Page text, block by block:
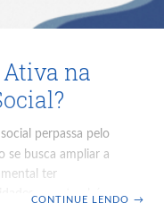
Ativa na
perpassa pelo
se busca ampliar a
ter
mas também
CONTINUE LENDO →